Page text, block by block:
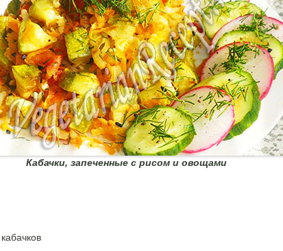
Кабачки, запеченные с рисом и овощами